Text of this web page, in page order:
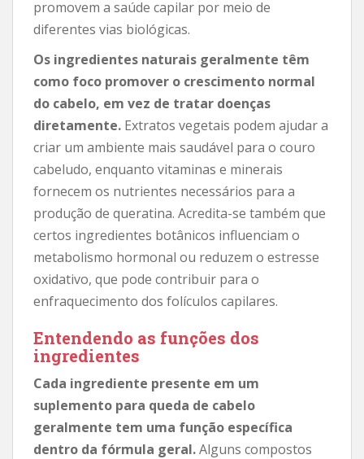
promovem a saúde capilar por meio de
diferentes vias biológicas.
Os ingredientes naturais geralmente têm
como foco promover o crescimento normal
do cabelo, em vez de tratar doenças
diretamente. Extratos vegetais podem ajudar a
criar um ambiente mais saudável para o couro
cabeludo, enquanto vitaminas e minerais
fornecem os nutrientes necessários para a
produção de queratina. Acredita-se também que
certos ingredientes botânicos influenciam o
metabolismo hormonal ou reduzem o estresse
oxidativo, que pode contribuir para o
enfraquecimento dos folículos capilares.
Entendendo as funções dos
ingredientes
Cada ingrediente presente em um
suplemento para queda de cabelo
geralmente tem uma função específica
dentro da fórmula geral.Alguns compostos